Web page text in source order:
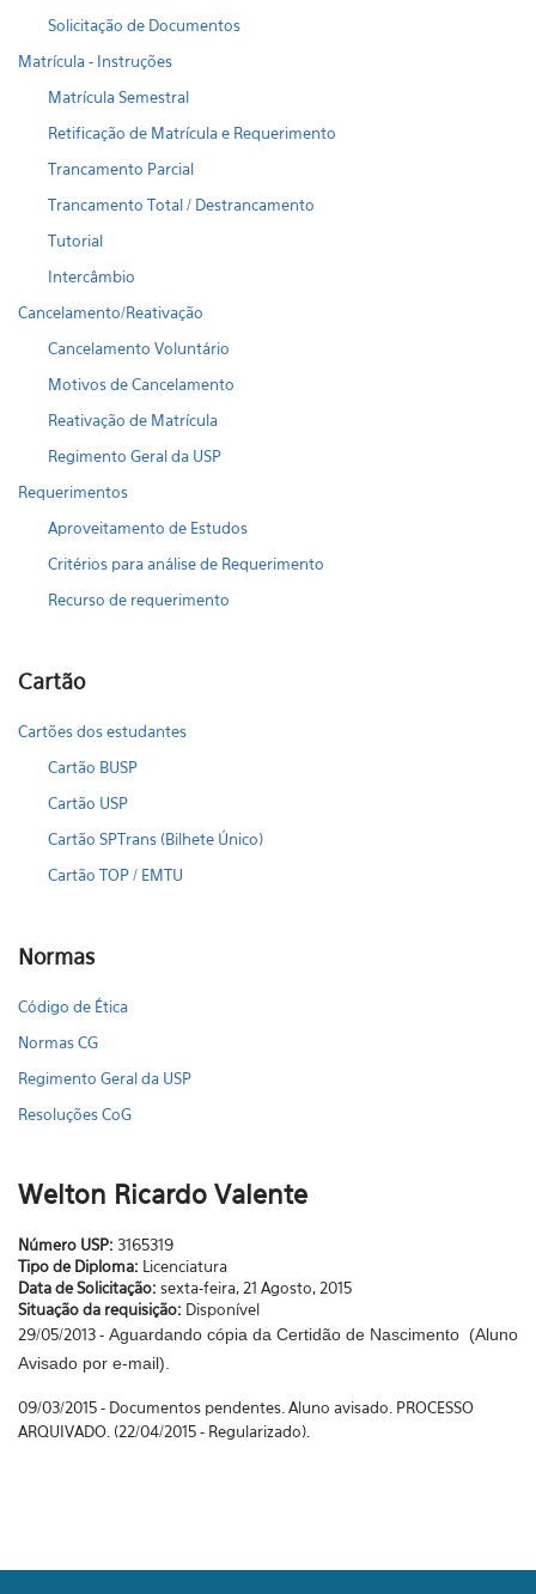
Solicitação de Documentos
Matrícula - Instruções
Matrícula Semestral
Retificação de Matrícula e Requerimento
Trancamento Parcial
Trancamento Total / Destrancamento
Tutorial
Intercâmbio
Cancelamento/Reativação
Cancelamento Voluntário
Motivos de Cancelamento
Reativação de Matrícula
Regimento Geral da USP
Requerimentos
Aproveitamento de Estudos
Critérios para análise de Requerimento
Recurso de requerimento
Cartão
Cartões dos estudantes
Cartão BUSP
Cartão USP
Cartão SPTrans (Bilhete Único)
Cartão TOP / EMTU
Normas
Código de Ética
Normas CG
Regimento Geral da USP
Resoluções CoG
Welton Ricardo Valente
Número USP: 3165319
Tipo de Diploma: Licenciatura
Data de Solicitação: sexta-feira, 21 Agosto, 2015
Situação da requisição: Disponível
29/05/2013 - Aguardando cópia da Certidão de Nascimento (Aluno
Avisado por e-mail).
09/03/2015 - Documentos pendentes. Aluno avisado. PROCESSO
ARQUIVADO. (22/04/2015 - Regularizado).